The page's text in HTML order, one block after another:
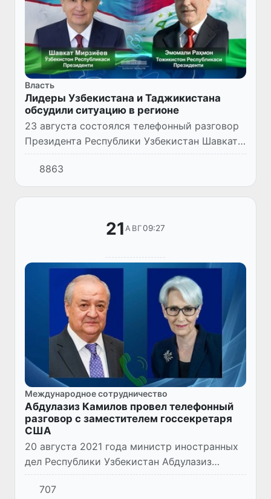
Власть
Лидеры Узбекистана и Таджикистана
обсудили ситуацию в регионе
23 августа состоялся телефонный разговор
Президента Республики Узбекистан Шавката
Мирзиёева с Президентом Республики
Таджикистан Эмомали Рахмоном.
8863
21АВГ09:27
Международное сотрудничество
Абдулазиз Камилов провел телефонный
разговор с заместителем госсекретаря
США
20 августа 2021 года министр иностранных
дел Республики Узбекистан Абдулазиз
Камилов провел телефонный разговор с
заместителем Государственного секретаря
707